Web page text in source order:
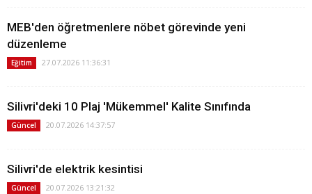
MEB'den öğretmenlere nöbet görevinde yeni
düzenleme
Eğitim 27.07.2026 11:36:31
Silivri'deki 10 Plaj 'Mükemmel' Kalite Sınıfında
Güncel 20.07.2026 14:37:57
Silivri'de elektrik kesintisi
Güncel 20.07.2026 13:21:32